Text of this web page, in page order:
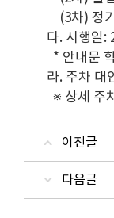
(3차) 정기
다. 시행일:
* 안내문
라. 주차 대
※ 상세 주
이전글
다음글